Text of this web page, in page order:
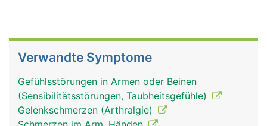
Verwandte Symptome
Gefühlsstörungen in Armen oder Beinen
(Sensibilitätsstörungen, Taubheitsgefühle)
Gelenkschmerzen (Arthralgie)